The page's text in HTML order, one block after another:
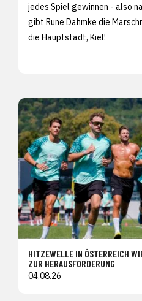
jedes Spiel gewinnen - also
gibt Rune Dahmke die
die Hauptstadt, Kiel!
HITZEWELLE IN ÖSTERREICH
ZUR HERAUSFORDERUNG
04.08.26